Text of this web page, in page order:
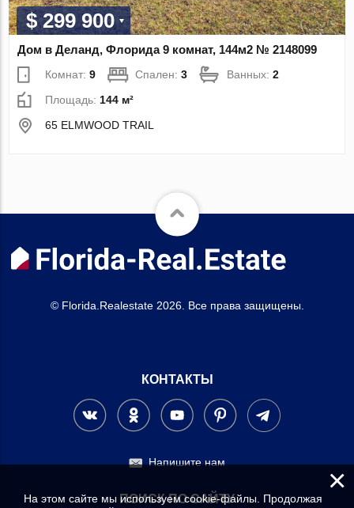
$ 299 900
Дом в Деланд, Флорида 9 комнат, 144м2 № 2148099
Комнат:9 Спален:3 Ванных:2
Площадь:144 м²
65 ELMWOOD TRAIL
© Florida.Realestate 2026. Все права защищены.
КОНТАКТЫ
Напишите нам
ПОИСК ПО САЙТУ
×
На этом сайте мы используем cookie-файлы. Продолжая